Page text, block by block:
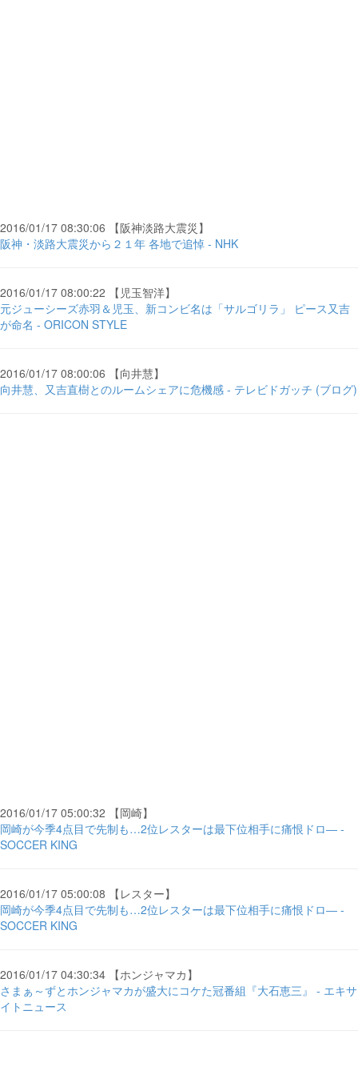
2016/01/17 08:30:06 【阪神淡路大震災】
阪神・淡路大震災から２１年 各地で追悼 - NHK
2016/01/17 08:00:22 【児玉智洋】
元ジューシーズ赤羽＆児玉、新コンビ名は「サルゴリラ」 ピース又吉
が命名 - ORICON STYLE
2016/01/17 08:00:06 【向井慧】
向井慧、又吉直樹とのルームシェアに危機感 - テレビドガッチ (ブログ)
2016/01/17 05:00:32 【岡崎】
岡崎が今季4点目で先制も…2位レスターは最下位相手に痛恨ドロ― -
SOCCER KING
2016/01/17 05:00:08 【レスター】
岡崎が今季4点目で先制も…2位レスターは最下位相手に痛恨ドロ― -
SOCCER KING
2016/01/17 04:30:34 【ホンジャマカ】
さまぁ～ずとホンジャマカが盛大にコケた冠番組『大石恵三』 - エキサ
イトニュース